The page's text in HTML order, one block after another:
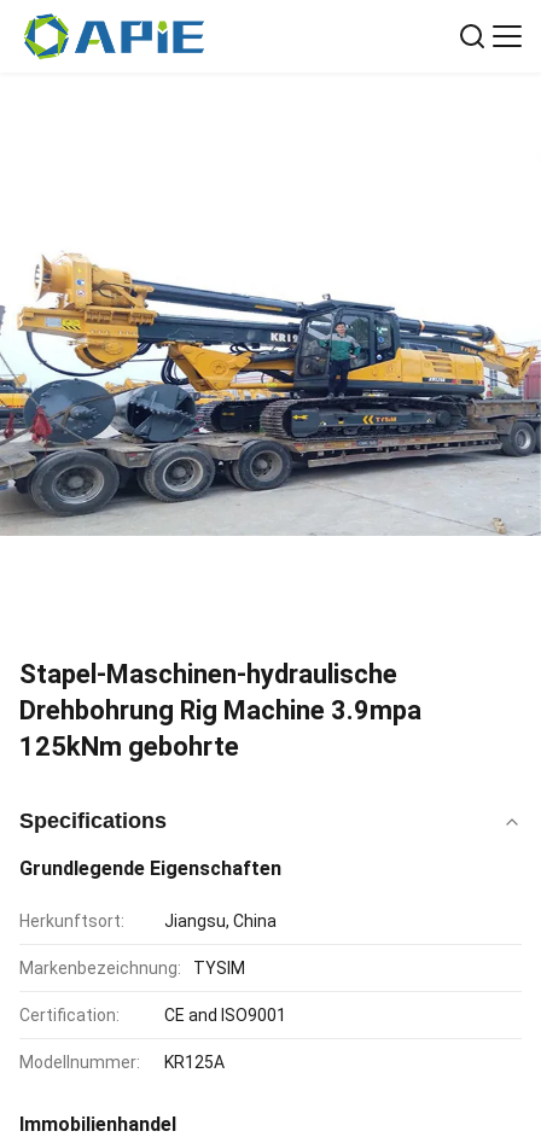
Stapel-Maschinen-hydraulische
Drehbohrung Rig Machine 3.9mpa
125kNm gebohrte
Specifications
Grundlegende Eigenschaften
Herkunftsort: Jiangsu, China
Markenbezeichnung: TYSIM
Certification: CE and ISO9001
Modellnummer: KR125A
Immobilienhandel